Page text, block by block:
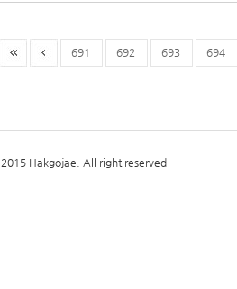
691 692 693 694
Hakgojae. All right reserved